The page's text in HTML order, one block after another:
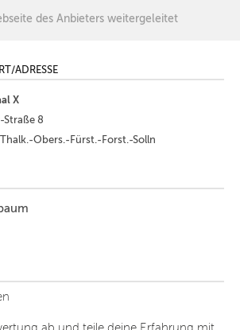
des Anbieters weitergeleitet
ADRESSE
X
Straße 8
Obers.-Fürst.-Forst.-Solln